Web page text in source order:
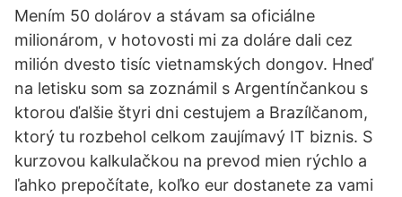
Mením 50 dolárov a stávam sa oficiálne
milionárom, v hotovosti mi za doláre dali cez
milión dvesto tisíc vietnamských dongov. Hneď
na letisku som sa zoznámil s Argentínčankou s
ktorou ďalšie štyri dni cestujem a Brazílčanom,
ktorý tu rozbehol celkom zaujímavý IT biznis. S
kurzovou kalkulačkou na prevod mien rýchlo a
ľahko prepočítate, koľko eur dostanete za vami